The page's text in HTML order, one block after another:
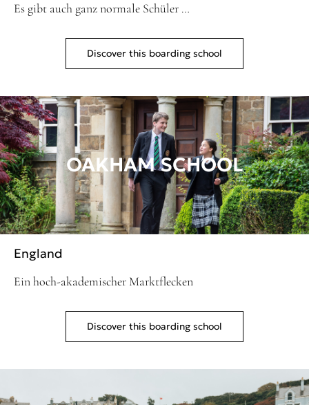
Es gibt auch ganz normale Schüler …
Discover this boarding school
OAKHAM SCHOOL
England
Ein hoch-akademischer Marktflecken
Discover this boarding school